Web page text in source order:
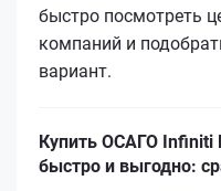
быстро посмотреть
компаний и
вариант.
Купить ОСАГО Infiniti
быстро и выгодно: